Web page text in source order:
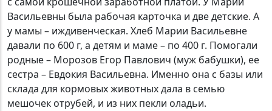
Васильевны была рабочая карточка и две детские. А
у мамы – иждивенческая. Хлеб Марии Васильевне
давали по 600 г, а детям и маме – по 400 г. Помогали
родные – Морозов Егор Павлович (муж бабушки), ее
сестра – Евдокия Васильевна. Именно она с базы или
склада для кормовых животных дала в семью
мешочек отрубей, и из них пекли оладьи.